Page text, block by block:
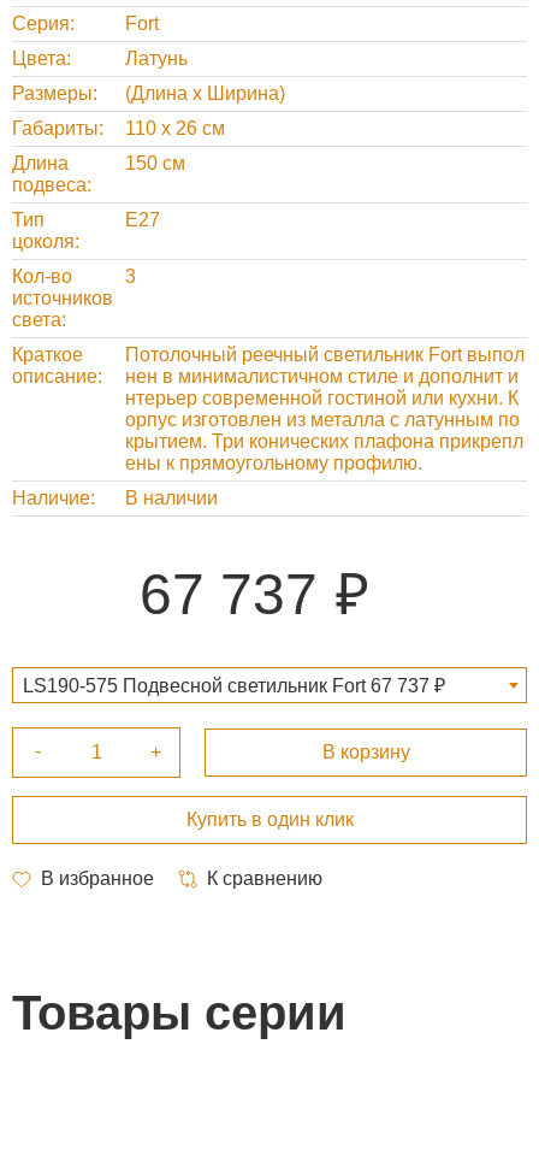
Серия
Fort
Цвета
Латунь
Размеры
(Длина х Ширина)
Габариты
110 х 26 см
Длина
подвеса
150 см
Тип
цоколя
Е27
Кол-во
источников
света
3
Краткое
описание
Потолочный реечный светильник Fort выпол
нен в минималистичном стиле и дополнит и
нтерьер современной гостиной или кухни. К
орпус изготовлен из металла с латунным по
крытием. Три конических плафона прикрепл
ены к прямоугольному профилю.
Наличие
В наличии
67 737
LS190-575 Подвесной светильник Fort 67 737 ₽
Товары серии